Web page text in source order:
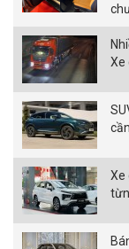
Xe
Xe